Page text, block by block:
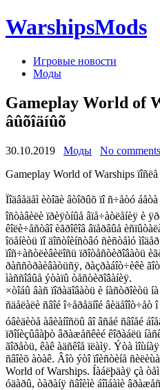
WarshipsMods
Игровые новости
Моды
Gameplay World of
âûõîäíûõ
30.10.2019 Моды
No comments
Gameplay World of Warships ïîñëå
Ïîäâåäåì èòîãè âòîðûõ ïî ñ÷åòó
îñòàâèëè ïðèÿòíûå âïå÷àòëåíèÿ è
êîëè÷åñòâî èãðîêîâ âïåðâûå
îöåíèòü ïî äîñòîèíñòâó ñèñòåìó
ïîñ÷àñòëèâèëîñü ïðîòåñòèðîâàòü
ðàññòðàèâàòüñÿ, ðàçðàáîò÷èêè
ìàññîâûå ýòàïû òåñòèðîâàíèÿ.
×òîáû âàñ ïîðàäîâàòü è íàñòðîèòü
ñäåëàëè ñâîé î÷åðåäíîé âèäåîîò÷åò
óâèäèòå àâèàíîñöû âî âñåé ñâîåé
ïðîíèçûâàþò âðàæåñêèé êîðàáëü
ãîðåòü, êàê àäñêîå ïëàìÿ. Ýòà
ñâîèõ àòàê. Âîò ýòî ïîèñòèíå
World of Warships. Íàáëþäàÿ çà
óäàðû, òàðàíÿ ñâîèìè áîìáàìè